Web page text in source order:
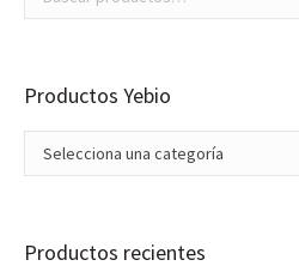
Productos Yebio
Selecciona una categoría
Productos recientes